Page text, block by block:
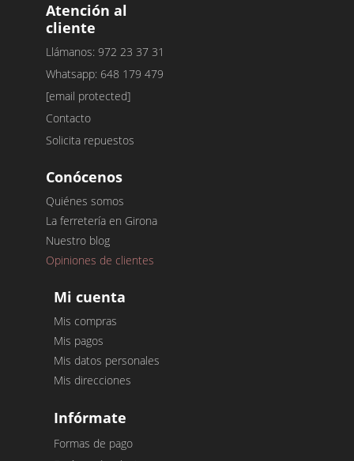
Atención al
cliente
Llámanos: 972 23 37 31
Whatsapp: 648 179 479
[email protected]
Contacto
Solicita repuestos
Conócenos
Quiénes somos
La ferretería en Girona
Nuestro blog
Opiniones de clientes
Mi cuenta
Mis compras
Mis pagos
Mis datos personales
Mis direcciones
Infórmate
Formas de pago